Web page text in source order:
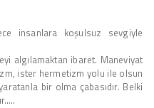
insanlara koşulsuz sevgiyle
algılamaktan ibaret. Maneviyat
ister hermetizm yolu ile olsun
bir olma çabasıdır. Belki